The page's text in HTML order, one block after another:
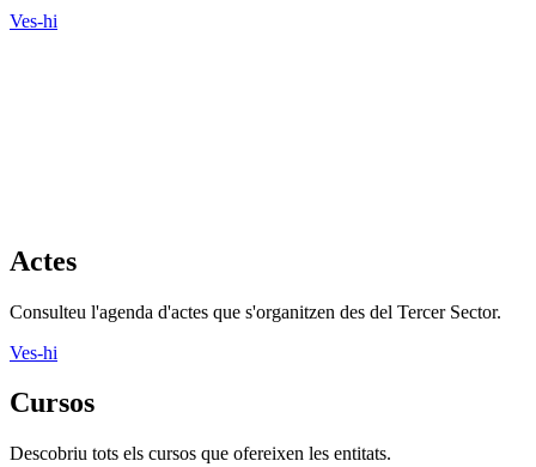
Ves-hi
Actes
Consulteu l'agenda d'actes que s'organitzen des del Tercer Sector.
Ves-hi
Cursos
Descobriu tots els cursos que ofereixen les entitats.